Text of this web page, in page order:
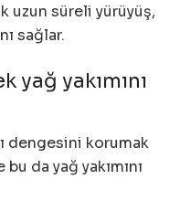
uzun süreli yürüyüş,
sağlar.
yağ yakımını
dengesini korumak
da yağ yakımını